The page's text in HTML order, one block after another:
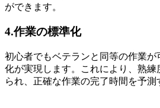
ができます。
4.作業の標準化
初心者でもベテランと同等の作業
化が実現します。これにより、熟練
られ、正確な作業の完了時間を予測